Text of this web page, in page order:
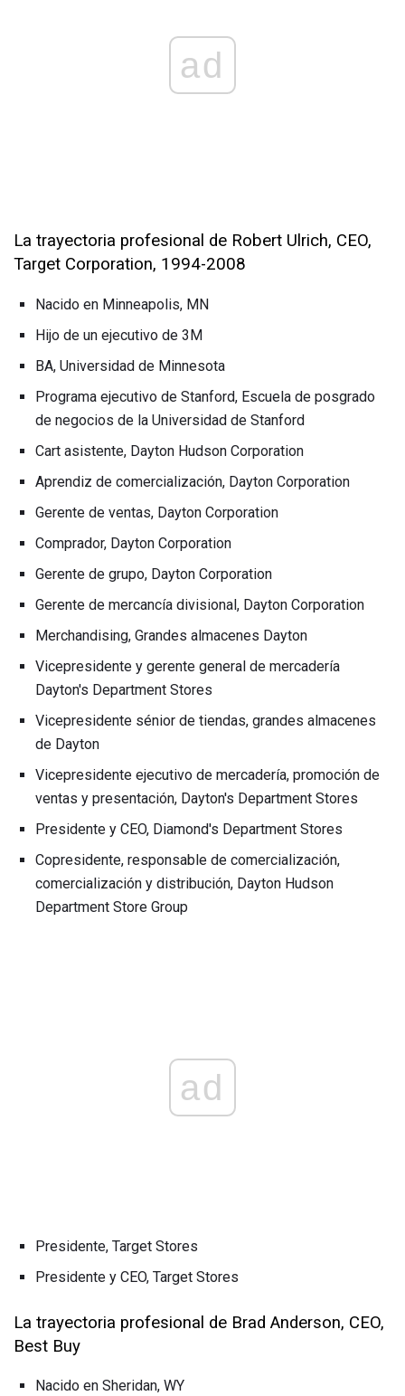
ad
La trayectoria profesional de Robert Ulrich, CEO,
Target Corporation, 1994-2008
Nacido en Minneapolis, MN
Hijo de un ejecutivo de 3M
BA, Universidad de Minnesota
Programa ejecutivo de Stanford, Escuela de posgrado
de negocios de la Universidad de Stanford
Cart asistente, Dayton Hudson Corporation
Aprendiz de comercialización, Dayton Corporation
Gerente de ventas, Dayton Corporation
Comprador, Dayton Corporation
Gerente de grupo, Dayton Corporation
Gerente de mercancía divisional, Dayton Corporation
Merchandising, Grandes almacenes Dayton
Vicepresidente y gerente general de mercadería
Dayton's Department Stores
Vicepresidente sénior de tiendas, grandes almacenes
de Dayton
Vicepresidente ejecutivo de mercadería, promoción de
ventas y presentación, Dayton's Department Stores
Presidente y CEO, Diamond's Department Stores
Copresidente, responsable de comercialización,
comercialización y distribución, Dayton Hudson
Department Store Group
ad
Presidente, Target Stores
Presidente y CEO, Target Stores
La trayectoria profesional de Brad Anderson, CEO,
Best Buy
Nacido en Sheridan, WY